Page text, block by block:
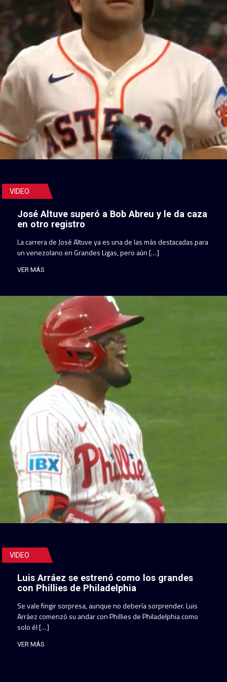
VIDEO
José Altuve superó a Bob Abreu y le da caza
en otro registro
La carrera de José Altuve ya es una de las más destacadas para
un venezolano en Grandes Ligas, pero aún […]
VER MÁS
VIDEO
Luis Arráez se estrenó como los grandes
con Phillies de Philadelphia
Se vale fingir sorpresa, aunque no debería sorprender. Luis
Arráez comenzó su andar con Phillies de Philadelphia como
solo él […]
VER MÁS